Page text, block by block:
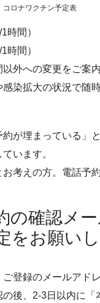
コロナワクチン予定表
間）
間）
外への変更をご案
染拡大の状況で随
が埋まっている」
います。
考えの方。電話予
の確認メー
をお願いし
登録のメールアド
後、2-3日以内に